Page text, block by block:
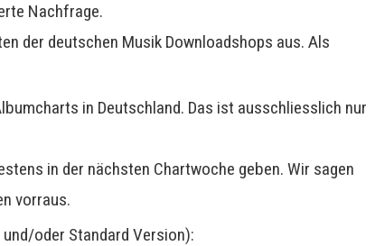
Nachfrage.
der deutschen Musik Downloadshops aus. Als
in Deutschland. Das ist ausschliesslich nur
in der nächsten Chartwoche geben. Wir sagen
vorraus.
oder Standard Version):